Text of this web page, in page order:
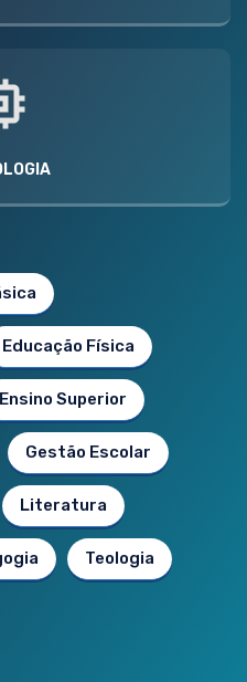
Educação Física
Ensino Superior
Gestão Escolar
Literatura
Teologia